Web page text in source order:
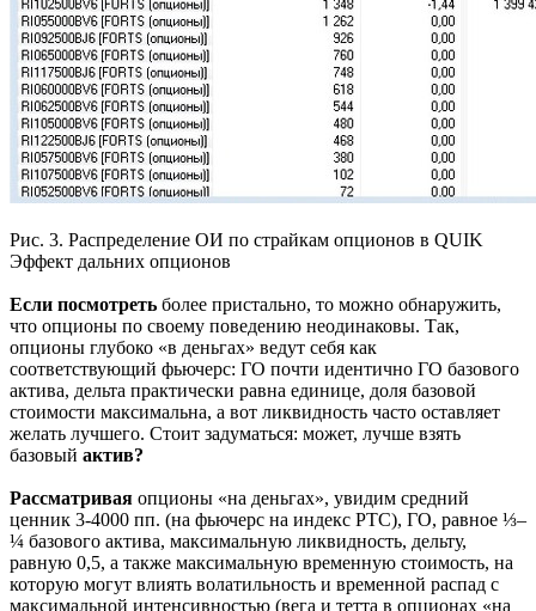
Рис. 3. Распределение ОИ по страйкам опционов в QUIK
Эффект дальних опционов
Если посмотреть более пристально, то можно обнаружить,
что опционы по своему поведению неодинаковы. Так,
опционы глубоко «в деньгах» ведут себя как
соответствующий фьючерс: ГО почти идентично ГО базового
актива, дельта практически равна единице, доля базовой
стоимости максимальна, а вот ликвидность часто оставляет
желать лучшего. Стоит задуматься: может, лучше взять
базовый актив?
Рассматривая опционы «на деньгах», увидим средний
ценник 3-4000 пп. (на фьючерс на индекс РТС), ГО, равное ⅓–
¼ базового актива, максимальную ликвидность, дельту,
равную 0,5, а также максимальную временную стоимость, на
которую могут влиять волатильность и временной распад с
максимальной интенсивностью (вега и тетта в опционах «на